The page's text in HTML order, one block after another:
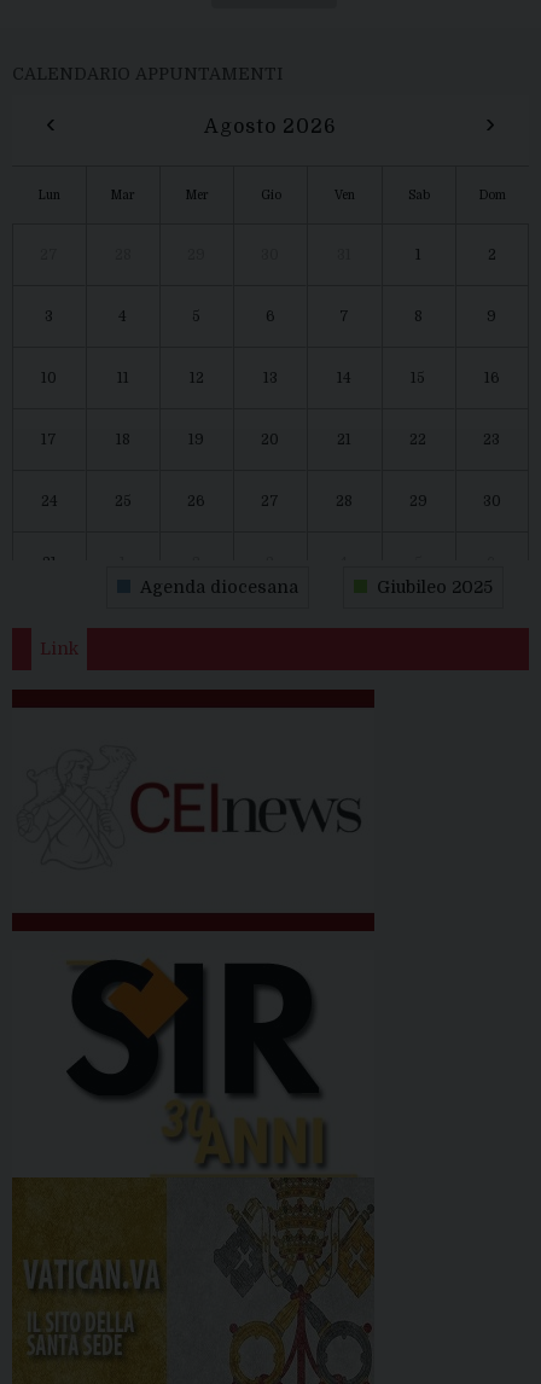
CALENDARIO APPUNTAMENTI
‹ Agosto 2026 ›
Lun Mar Mer Gio Ven Sab Dom
2
3 4 5 6 7 8 9
10 12 13 14 15 16
17 18 19 20 21 22 23
24 25 26 27 28 29 30
31
Agenda diocesana Giubileo 2025
Link